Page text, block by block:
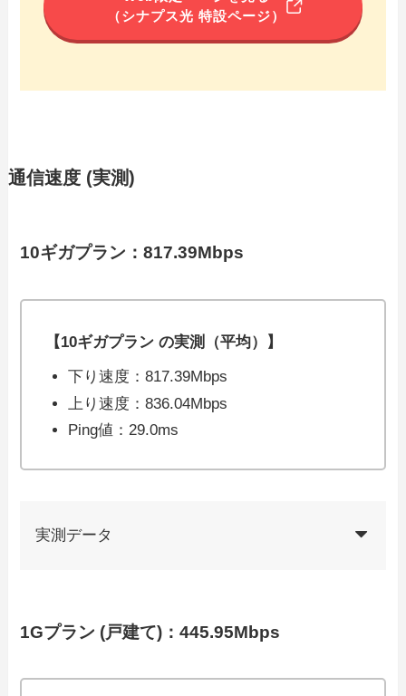
（シナプス光 特設ページ）
通信速度 (実測)
10ギガプラン：817.39Mbps
【10ギガプラン の実測（平均）】
下り速度：817.39Mbps
上り速度：836.04Mbps
Ping値：29.0ms
実測データ
1Gプラン (戸建て)：445.95Mbps